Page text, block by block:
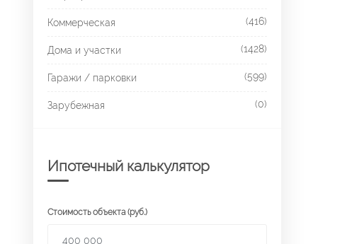
Коммерческая (416)
Дома и участки (1428)
Гаражи / парковки (599)
Зарубежная (0)
Ипотечный калькулятор
Стоимость объекта (руб.)